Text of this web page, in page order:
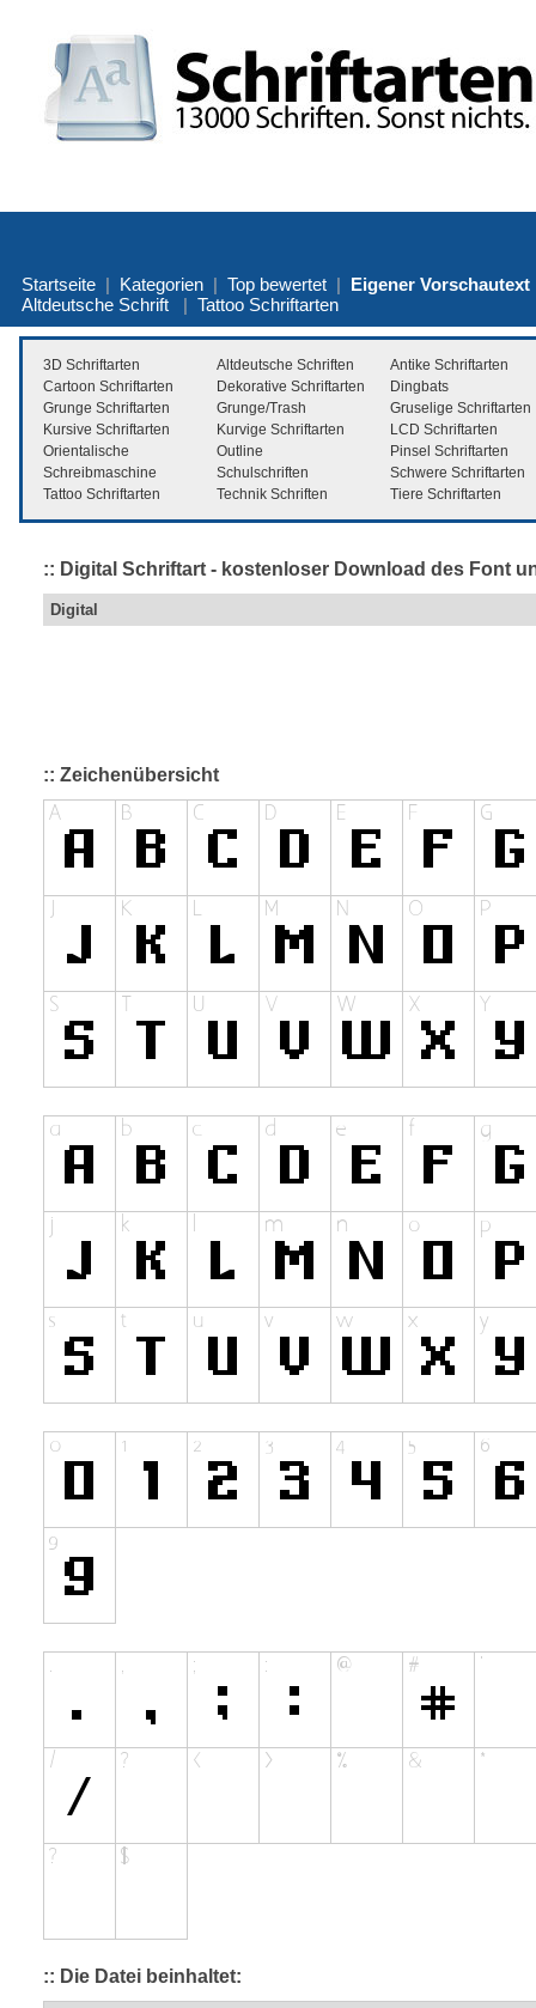
Startseite | Kategorien | Top bewertet | Eigener Vorschautext
Altdeutsche Schrift | Tattoo Schriftarten
3D Schriftarten Altdeutsche Schriften
Antike Schriftarten
Cartoon Schriftarten
Dekorative Schriftarten
Dingbats
Grunge Schriftarten
Grunge/Trash
Gruselige Schriftarten
Kursive Schriftarten
Kurvige Schriftarten
LCD Schriftarten
Orientalische
Outline
Pinsel Schriftarten
Schreibmaschine
Schulschriften
Schwere Schriftarten
Tattoo Schriftarten
Technik Schriften Tiere Schriftarten
:: Digital Schriftart - kostenloser Download des Font
Digital
:: Zeichenübersicht
:: Die Datei beinhaltet: